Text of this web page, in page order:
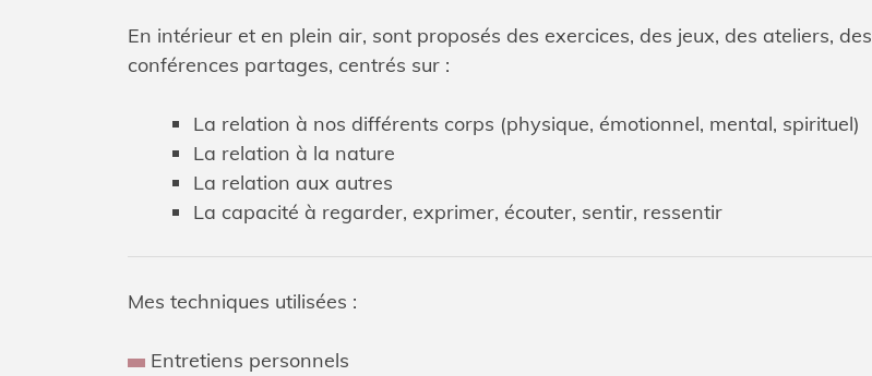
En intérieur et en plein air, sont proposés des exercices, des jeux, des ateliers, des
conférences partages, centrés sur :
La relation à nos différents corps (physique, émotionnel, mental, spirituel)
La relation à la nature
La relation aux autres
La capacité à regarder, exprimer, écouter, sentir, ressentir
Mes techniques utilisées :
Entretiens personnels